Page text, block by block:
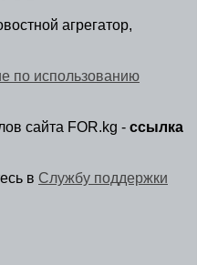
агрегатор,
по использованию
сайта FOR.kg - ссылка
в Службу поддержки